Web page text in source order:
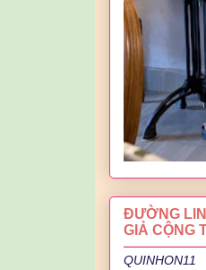
ĐƯỜNG
GIẢ CỘNG
QUINHON11